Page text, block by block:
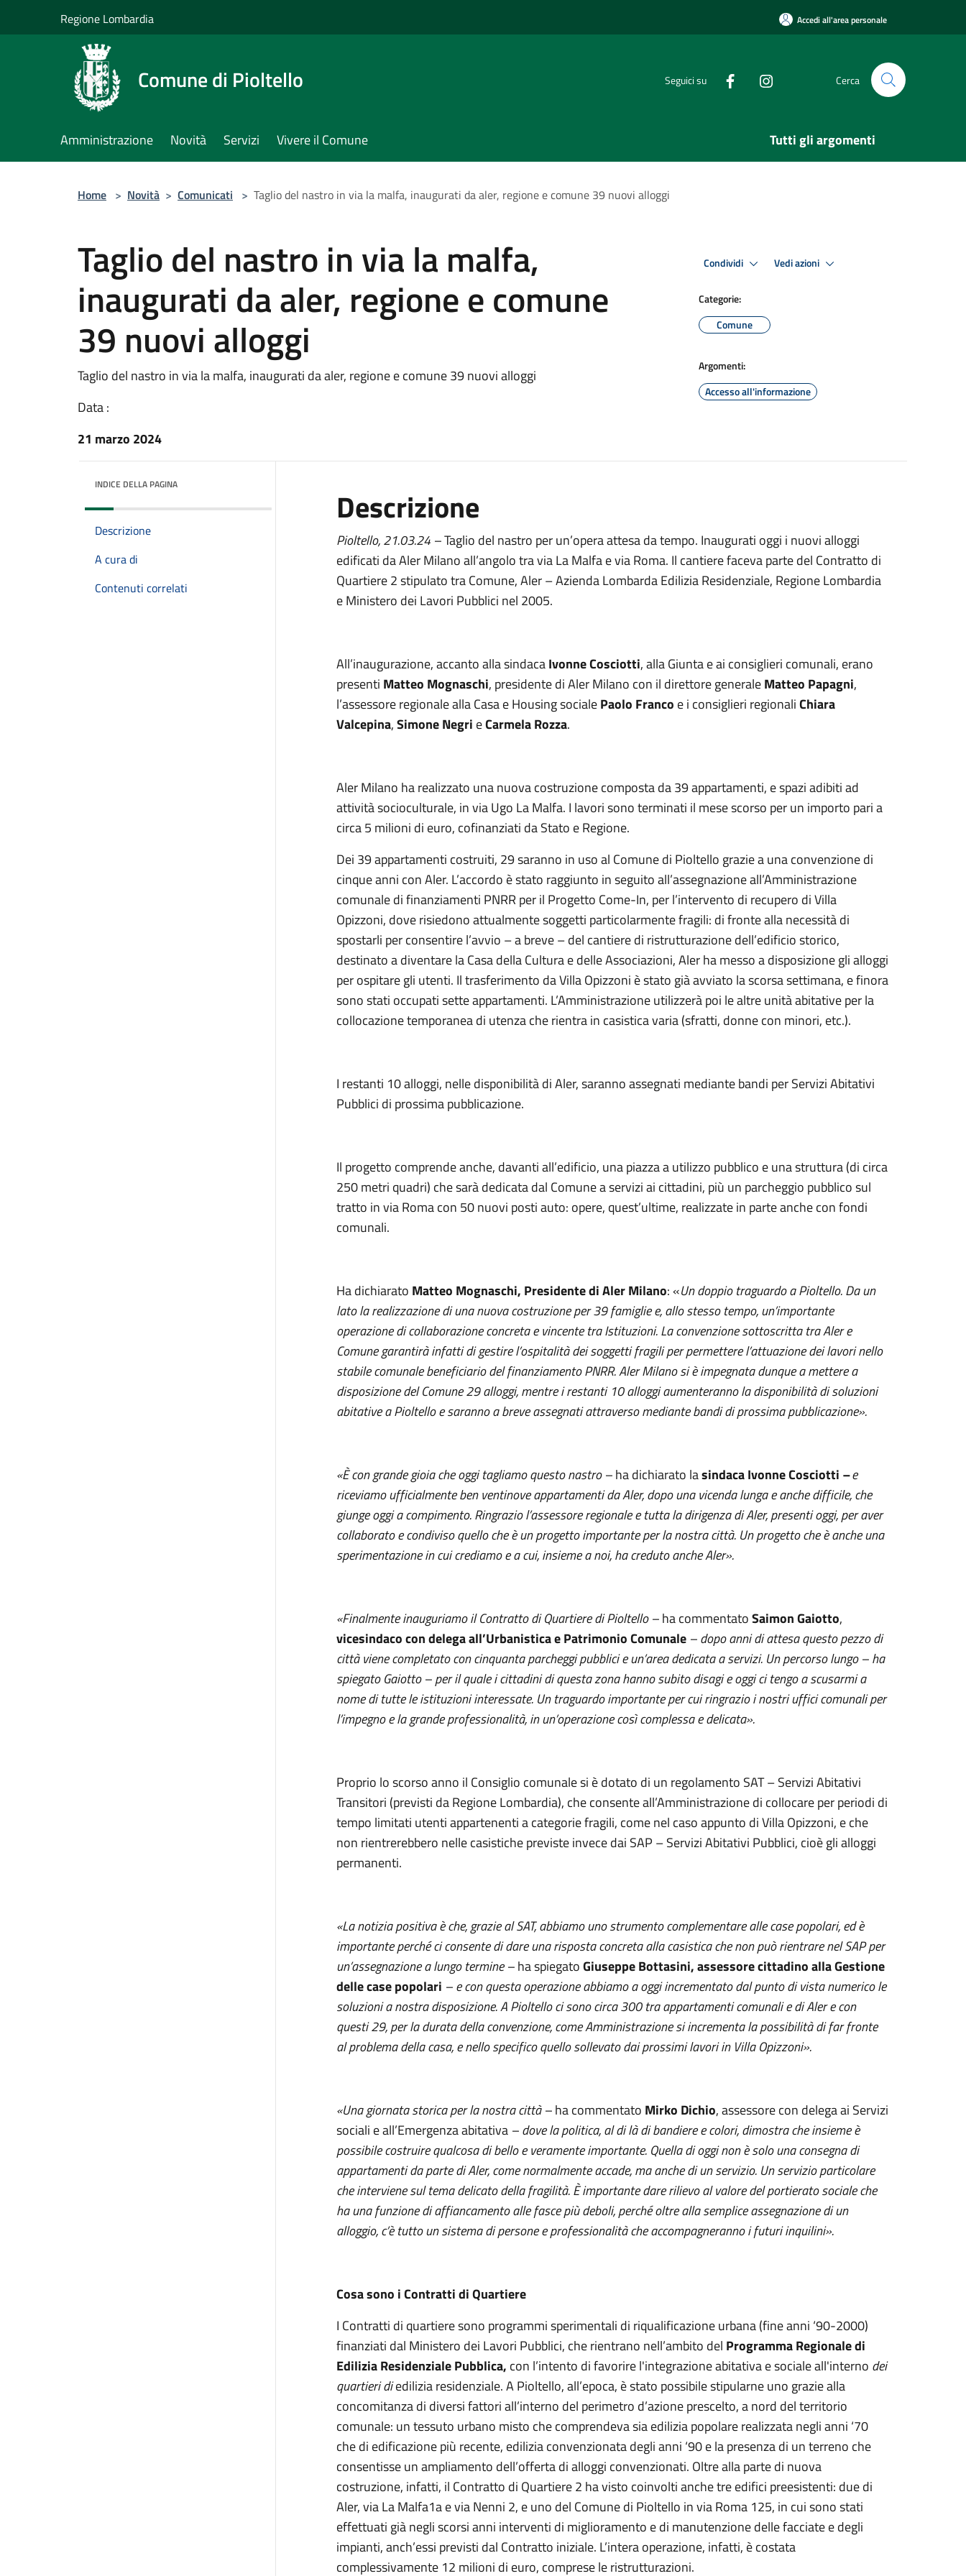
Regione Lombardia Accedi all'area personale
Comune di Pioltello Seguici su Cerca
Amministrazione Novità Servizi Vivere il Comune Tutti gli argomenti
Home > Novità > Comunicati > Taglio del nastro in via la malfa, inaugurati da aler, regione e comune 39 nuovi alloggi
Taglio del nastro in via la malfa,
inaugurati da aler, regione e comune
39 nuovi alloggi
Taglio del nastro in via la malfa, inaugurati da aler, regione e comune 39 nuovi alloggi
Data :
21 marzo 2024
Condividi Vedi azioni
Categorie:
Comune
Argomenti:
Accesso all'informazione
INDICE DELLA PAGINA
Descrizione
A cura di
Contenuti correlati
Descrizione
Pioltello,21.03.24–Taglio del nastro per un’opera attesa da tempo. Inaugurati oggi i nuovi alloggi
edificati da Aler Milano all’angolo tra via La Malfa e via Roma. Il cantiere faceva parte del Contratto di
Quartiere 2 stipulato tra Comune, Aler – Azienda Lombarda Edilizia Residenziale, Regione Lombardia
e Ministero dei Lavori Pubblici nel 2005.
All’inaugurazione, accanto alla sindacaIvonne Cosciotti, alla Giunta e ai consiglieri comunali, erano
presenti Matteo Mognaschi, presidente di Aler Milano con il direttore generaleMatteo Papagni,
l’assessore regionale alla Casa e Housing socialePaolo Franco e i consiglieri regionaliChiara
Valcepina,Simone Negri eCarmela Rozza.
Aler Milano ha realizzato una nuova costruzione composta da 39 appartamenti, e spazi adibiti ad
attività socioculturale, in via Ugo La Malfa. I lavori sono terminati il mese scorso per un importo pari a
circa 5 milioni di euro, cofinanziati da Stato e Regione.
Dei 39 appartamenti costruiti, 29 saranno in uso al Comune di Pioltello grazie a una convenzione di
cinque anni con Aler. L’accordo è stato raggiunto in seguito all’assegnazione all’Amministrazione
comunale di finanziamenti PNRR per il Progetto Come-In, per l’intervento di recupero di Villa
Opizzoni, dove risiedono attualmente soggetti particolarmente fragili: di fronte alla necessità di
spostarli per consentire l’avvio – a breve – del cantiere di ristrutturazione dell’edificio storico,
destinato a diventare la Casa della Cultura e delle Associazioni, Aler ha messo a disposizione gli alloggi
per ospitare gli utenti. Il trasferimento da Villa Opizzoni è stato già avviato la scorsa settimana, e finora
sono stati occupati sette appartamenti. L’Amministrazione utilizzerà poi le altre unità abitative per la
collocazione temporanea di utenza che rientra in casistica varia (sfratti, donne con minori, etc.).
I restanti 10 alloggi, nelle disponibilità di Aler, saranno assegnati mediante bandi per Servizi Abitativi
Pubblici di prossima pubblicazione.
Il progetto comprende anche, davanti all’edificio, una piazza a utilizzo pubblico e una struttura (di circa
250 metri quadri) che sarà dedicata dal Comune a servizi ai cittadini, più un parcheggio pubblico sul
tratto in via Roma con 50 nuovi posti auto: opere, quest’ultime, realizzate in parte anche con fondi
comunali.
Ha dichiarato Matteo Mognaschi, Presidente di Aler Milano: «Un doppio traguardo a Pioltello. Da un
lato la realizzazione di una nuova costruzione per 39 famiglie e, allo stesso tempo, un’importante
operazione di collaborazione concreta e vincente tra Istituzioni. La convenzione sottoscritta tra Aler e
Comune garantirà infatti di gestire l’ospitalità dei soggetti fragili per permettere l’attuazione dei lavori nello
stabile comunale beneficiario del finanziamento PNRR. Aler Milano si è impegnata dunque a mettere a
disposizione del Comune 29 alloggi, mentre i restanti 10 alloggi aumenteranno la disponibilità di soluzioni
abitative a Pioltello e saranno a breve assegnati attraverso mediante bandi di prossima pubblicazione».
«Ècon grande gioia che oggi tagliamo questo nastro –ha dichiarato lasindaca Ivonne Cosciotti –e
riceviamo ufficialmente ben ventinove appartamenti da Aler, dopo una vicenda lunga e anche difficile,che
giunge oggi a compimento. Ringrazio l’assessore regionale e tutta la dirigenza di Aler, presenti oggi, per aver
collaborato e condiviso quello che è un progetto importante per la nostra città. Un progetto che è anche una
sperimentazione in cui crediamo e a cui, insieme a noi, ha creduto anche Aler».
«Finalmente inauguriamo il Contratto di Quartiere di Pioltello –ha commentatoSaimon Gaiotto,
vicesindaco con delegaall’Urbanistica e Patrimonio Comunale – dopo anni di attesa questo pezzo di
città viene completato con cinquanta parcheggi pubblici e un’area dedicata a servizi. Un percorso lungo – ha
spiegato Gaiotto – per il quale i cittadini di questa zona hanno subito disagi e oggi ci tengo a scusarmi a
nome di tutte le istituzioni interessate. Un traguardo importante per cui ringrazio i nostri uffici comunali per
l’impegno e la grande professionalità, in un’operazione così complessa e delicata».
Proprio lo scorso anno il Consiglio comunale si è dotato di un regolamento SAT – Servizi Abitativi
Transitori (previsti da Regione Lombardia), che consente all’Amministrazione di collocare per periodi di
tempo limitati utenti appartenenti a categorie fragili, come nel caso appunto di Villa Opizzoni, e che
non rientrerebbero nelle casistiche previste invece dai SAP – Servizi Abitativi Pubblici, cioè gli alloggi
permanenti.
«La notizia positiva è che, grazie al SAT, abbiamo uno strumento complementare alle case popolari, ed è
importante perché ci consente di dare una risposta concreta alla casistica che non può rientrare nel SAP per
un’assegnazione a lungo termine –ha spiegatoGiuseppe Bottasini, assessorecittadinoalla Gestione
delle case popolari – e con questa operazione abbiamo a oggi incrementato dal punto di vista numerico le
soluzioni a nostra disposizione. A Pioltello ci sono circa 300 tra appartamenti comunali e di Aler e con
questi 29, per la durata della convenzione, come Amministrazione si incrementa la possibilità di far fronte
al problema della casa, e nello specifico quello sollevato dai prossimi lavori in Villa Opizzoni».
«Una giornata storica per la nostra città –ha commentato Mirko Dichio, assessore con delega ai Servizi
sociali e all’Emergenza abitativa– dove la politica, al di là di bandiere e colori, dimostra che insieme è
possibile costruire qualcosa di bello e veramente importante. Quella di oggi non è solo una consegna di
appartamenti da parte di Aler, come normalmente accade, ma anche di un servizio. Un servizio particolare
che interviene sul tema delicato della fragilità. È importante dare rilievo al valore del portierato sociale che
ha una funzione di affiancamento alle fasce più deboli, perché oltre alla semplice assegnazione di un
alloggio, c’è tutto un sistema di persone e professionalità che accompagneranno i futuri inquilini».
Cosa sono i Contratti di Quartiere
I Contratti di quartiere sono programmi sperimentali di riqualificazione urbana (fine anni ‘90-2000)
finanziati dal Ministero dei Lavori Pubblici, che rientrano nell’ambito del Programma Regionale di
Edilizia Residenziale Pubblica, con l’intento di favorire l'integrazione abitativa e sociale all'interno dei
quartieri diedilizia residenziale. A Pioltello, all’epoca, è stato possibile stipularne uno grazie alla
concomitanza di diversi fattori all’interno del perimetro d’azione prescelto, a nord del territorio
comunale: un tessuto urbano misto che comprendeva sia edilizia popolare realizzata negli anni ‘70
che di edificazione più recente, edilizia convenzionata degli anni ‘90 e la presenza di un terreno che
consentisse un ampliamento dell’offerta di alloggi convenzionati. Oltre alla parte di nuova
costruzione, infatti, il Contratto di Quartiere 2 ha visto coinvolti anche tre edifici preesistenti: due di
Aler, via La Malfa1a e via Nenni 2, e uno del Comune di Pioltello in via Roma 125, in cui sono stati
effettuati già negli scorsi anni interventi di miglioramento e di manutenzione delle facciate e degli
impianti, anch’essi previsti dal Contratto iniziale. L’intera operazione, infatti, è costata
complessivamente 12 milioni di euro, comprese le ristrutturazioni.